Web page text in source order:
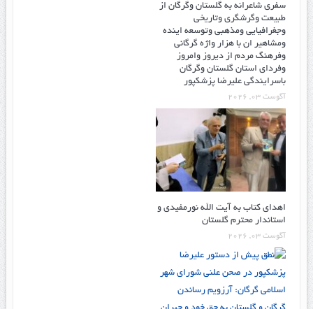
سفری شاعرانه به گلستان وگرگان از
طبیعت وگرشگری وتاریخی
وجغرافیایی ومذهبی وتوسعه اینده
ومشاهیر ان با هزار واژه گرگانی
وفرهنگ مردم از دیروز وامروز
وفردای استان گلستان وگرگان
باسرایندگی علیرضا پزشکپور
آگوست 03, 2026
اهدای کتاب به آیت الله نورمفیدی و
استاندار محترم گلستان
آگوست 03, 2026